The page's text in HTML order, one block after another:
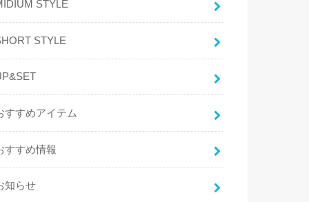
STYLE
STYLE
すすめアイテム
すすめ情報
知らせ